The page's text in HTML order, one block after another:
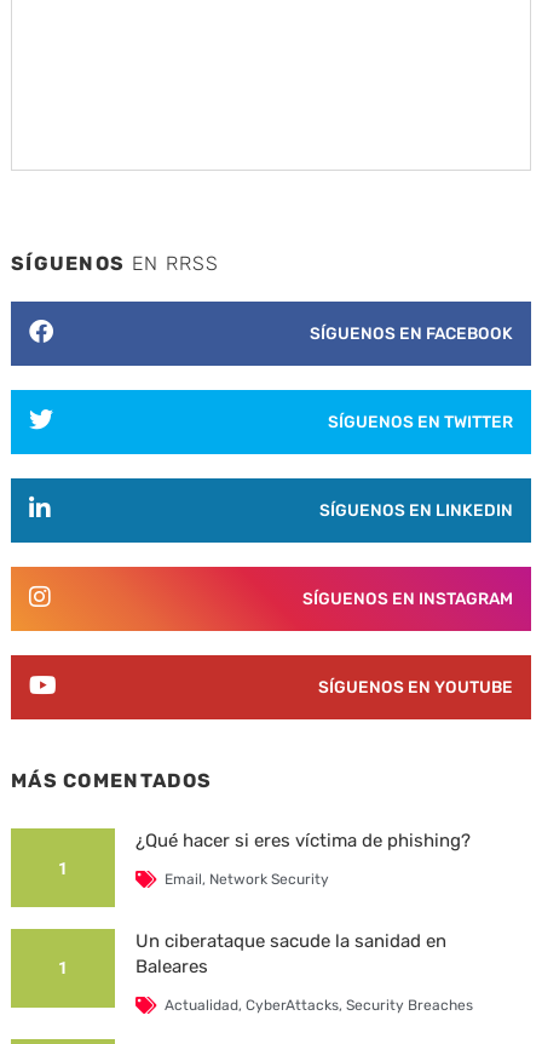
SÍGUENOS EN RRSS
SÍGUENOS EN FACEBOOK
SÍGUENOS EN TWITTER
SÍGUENOS EN LINKEDIN
SÍGUENOS EN INSTAGRAM
SÍGUENOS EN YOUTUBE
MÁS COMENTADOS
1
¿Qué hacer si eres víctima de phishing?
Email, Network Security
1
Un ciberataque sacude la sanidad en
Baleares
Actualidad,CyberAttacks,Security Breaches